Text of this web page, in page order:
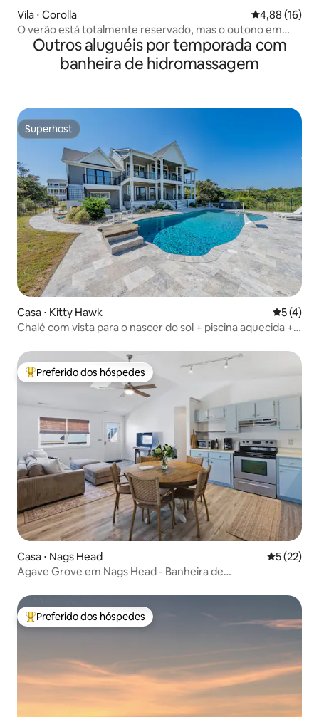
Vila ⋅ Corolla 4,88 de uma
4,88 (16)
O verão está totalmente reservado, mas o outono em
OBX é incrível
Outros aluguéis por temporada com
banheira de hidromassagem
Superhost
Superhost
Casa ⋅ Kitty Hawk 5 de
5 (4)
Chalé com vista para o nascer do sol + piscina aquecida +
Entre os melhores preferidos dos hóspedes
Preferido dos hóspedes
Casa ⋅ Nags Head 5 de uma
5 (22)
Agave Grove em Nags Head - Banheira de
Entre os melhores preferidos dos hóspedes
Preferido dos hóspedes